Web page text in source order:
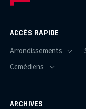
ACCÈS RAPIDE
ARCHIVES